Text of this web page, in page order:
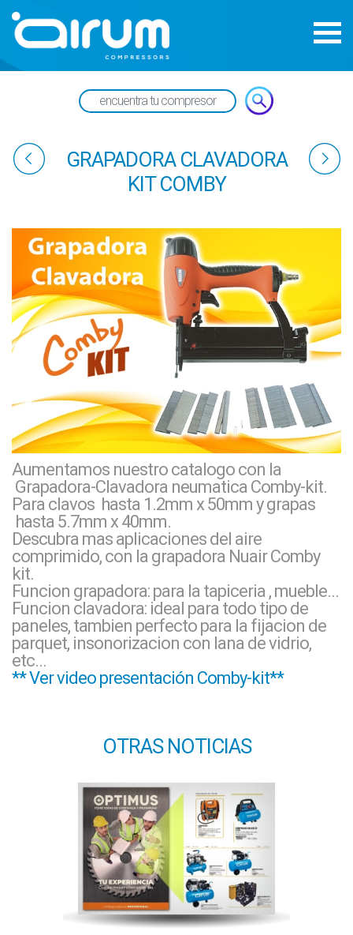
GRAPADORA CLAVADORA
KIT COMBY
Aumentamos nuestro catalogo con la
Grapadora-Clavadora neumatica Comby-kit.
Para clavos hasta 1.2mm x 50mm y grapas
hasta 5.7mm x 40mm.
Descubra mas aplicaciones del aire
comprimido, con la grapadora Nuair Comby
kit.
Funcion grapadora: para la tapiceria , mueble...
Funcion clavadora: ideal para todo tipo de
paneles, tambien perfecto para la fijacion de
parquet, insonorizacion con lana de vidrio,
etc...
** Ver video presentación Comby-kit**
OTRAS NOTICIAS